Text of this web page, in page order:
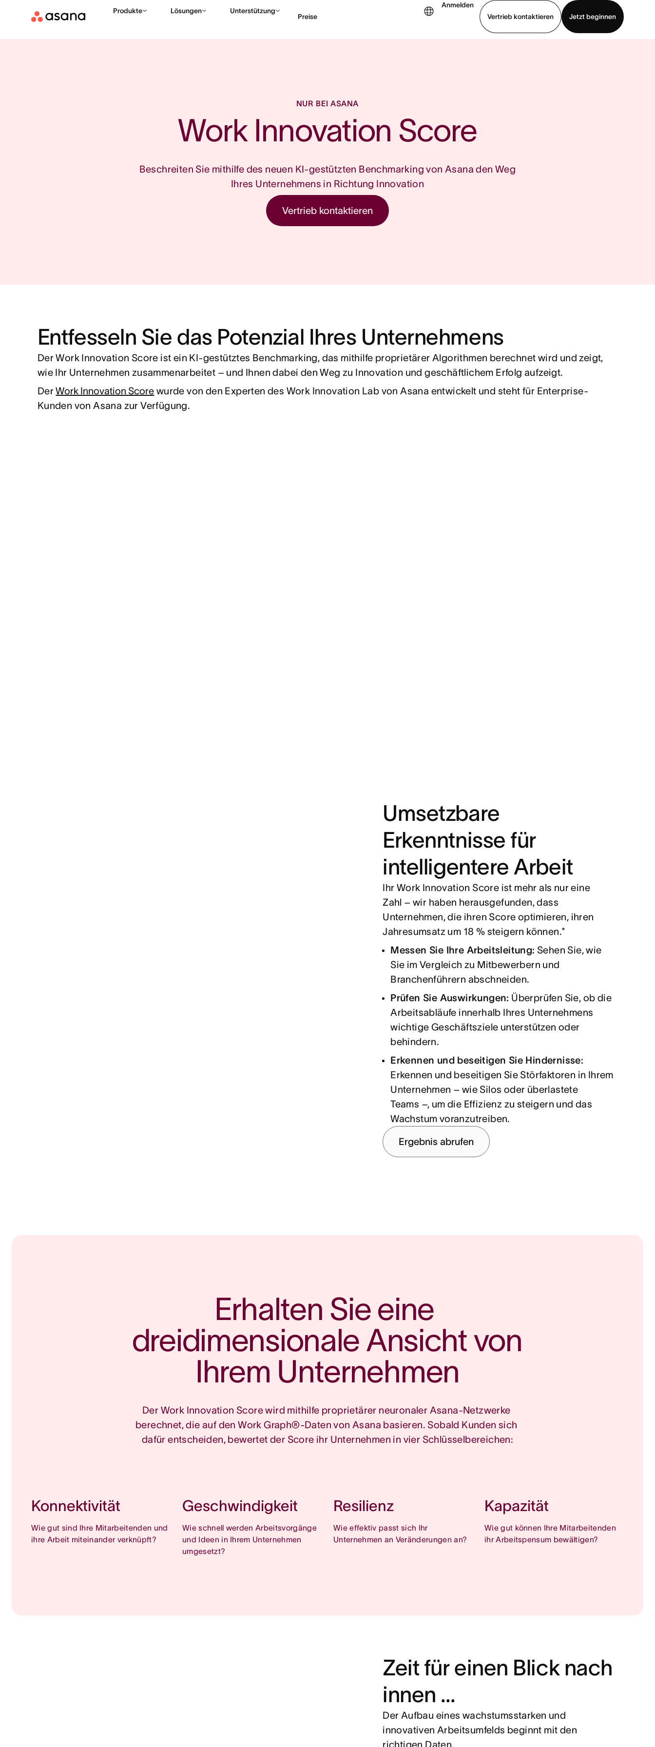
Produkte Lösungen Unterstützung
Preise
Anmelden
Vertrieb kontaktieren
Jetzt beginnen
NUR BEI ASANA
Work Innovation Score
Beschreiten Sie mithilfe des neuen KI-gestützten Benchmarking von Asana den Weg
Ihres Unternehmens in Richtung Innovation
Vertrieb kontaktieren
Entfesseln Sie das Potenzial Ihres Unternehmens
Der Work Innovation Score ist ein KI-gestütztes Benchmarking, das mithilfe proprietärer Algorithmen berechnet wird und zeigt,
wie Ihr Unternehmen zusammenarbeitet – und Ihnen dabei den Weg zu Innovation und geschäftlichem Erfolg aufzeigt.
DerWork Innovation Score wurde von den Experten des Work Innovation Lab von Asana entwickelt und steht für Enterprise-
Kunden von Asana zur Verfügung.
Umsetzbare
Erkenntnisse für
intelligentere Arbeit
Ihr Work Innovation Score ist mehr als nur eine
Zahl – wir haben herausgefunden, dass
Unternehmen, die ihren Score optimieren, ihren
Jahresumsatz um 18 % steigern können.*
Messen Sie Ihre Arbeitsleitung: Sehen Sie, wie
Sie im Vergleich zu Mitbewerbern und
Branchenführern abschneiden.
Prüfen Sie Auswirkungen: Überprüfen Sie, ob die
Arbeitsabläufe innerhalb Ihres Unternehmens
wichtige Geschäftsziele unterstützen oder
behindern.
Erkennen und beseitigen Sie Hindernisse:
Erkennen und beseitigen Sie Störfaktoren in Ihrem
Unternehmen – wie Silos oder überlastete
Teams –, um die Effizienz zu steigern und das
Wachstum voranzutreiben.
Ergebnis abrufen
Erhalten Sie eine
dreidimensionale Ansicht von
Ihrem Unternehmen
Der Work Innovation Score wird mithilfe proprietärer neuronaler Asana-Netzwerke
berechnet, die auf den Work Graph®-Daten von Asana basieren. Sobald Kunden sich
dafür entscheiden, bewertet der Score ihr Unternehmen in vier Schlüsselbereichen:
Konnektivität
Wie gut sind Ihre Mitarbeitenden und
ihre Arbeit miteinander verknüpft?
Geschwindigkeit
Wie schnell werden Arbeitsvorgänge
und Ideen in Ihrem Unternehmen
umgesetzt?
Resilienz
Wie effektiv passt sich Ihr
Unternehmen an Veränderungen an?
Kapazität
Wie gut können Ihre Mitarbeitenden
ihr Arbeitspensum bewältigen?
Zeit für einen Blick nach
innen …
Der Aufbau eines wachstumsstarken und
innovativen Arbeitsumfelds beginnt mit den
richtigen Daten.